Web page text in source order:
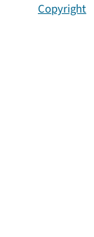
Copyright